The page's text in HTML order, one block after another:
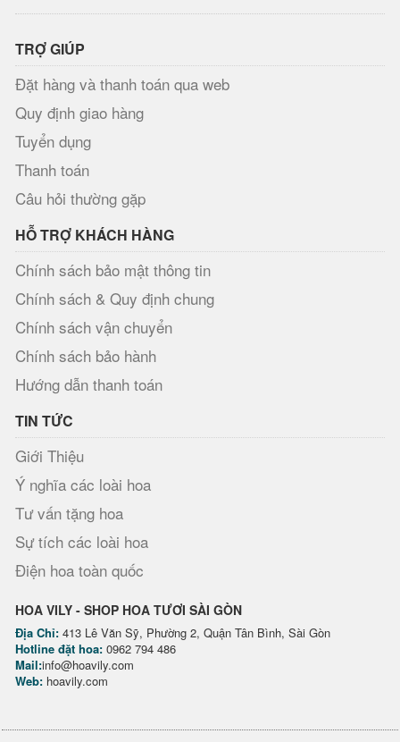
TRỢ GIÚP
Đặt hàng và thanh toán qua web
Quy định giao hàng
Tuyển dụng
Thanh toán
Câu hỏi thường gặp
HỖ TRỢ KHÁCH HÀNG
Chính sách bảo mật thông tin
Chính sách & Quy định chung
Chính sách vận chuyển
Chính sách bảo hành
Hướng dẫn thanh toán
TIN TỨC
Giới Thiệu
Ý nghĩa các loài hoa
Tư vấn tặng hoa
Sự tích các loài hoa
Điện hoa toàn quốc
HOA VILY - SHOP HOA TƯƠI SÀI GÒN
Địa Chỉ: 413 Lê Văn Sỹ, Phường 2, Quận Tân Bình, Sài Gòn
Hotline đặt hoa: 0962 794 486
Mail:info@hoavily.com
Web: hoavily.com